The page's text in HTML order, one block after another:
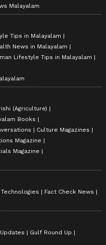
Malayalam
Tips in Malayalam
News in Malayalam
Lifestyle Tips in Malayalam
(Agriculture)
Books
Culture Magazines
Magazine
Magazine
Technologies
Fact Check News
Gulf Round Up